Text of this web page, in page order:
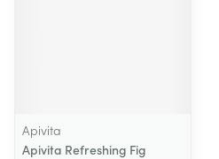
Apivita
Apivita Refreshing Fig